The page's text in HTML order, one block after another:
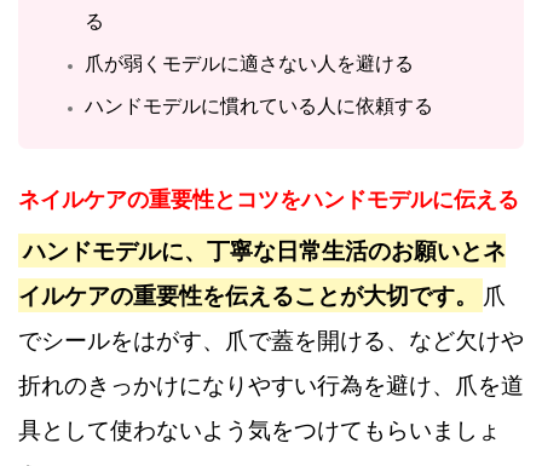
る
爪が弱くモデルに適さない人を避ける
ハンドモデルに慣れている人に依頼する
ネイルケアの重要性とコツをハンドモデルに伝える
ハンドモデルに、丁寧な日常生活のお願いとネ
イルケアの重要性を伝えることが大切です。
爪
でシールをはがす、爪で蓋を開ける、など欠けや
折れのきっかけになりやすい行為を避け、爪を道
具として使わないよう気をつけてもらいましょ